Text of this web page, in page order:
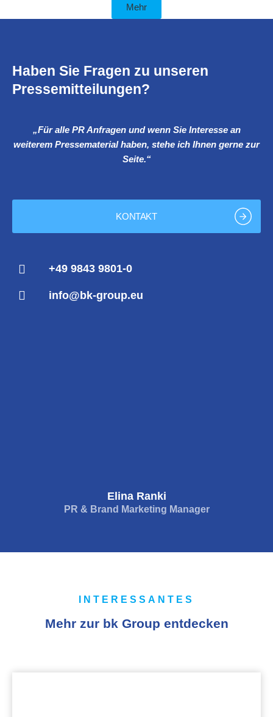
Mehr
Haben Sie Fragen zu unseren
Pressemitteilungen?
„Für alle PR Anfragen und wenn Sie Interesse an
weiterem Pressematerial haben, stehe ich Ihnen gerne zur
Seite.“
KONTAKT
+49 9843 9801-0
info@bk-group.eu
Elina Ranki
PR & Brand Marketing Manager
INTERESSANTES
Mehr zur bk Group entdecken